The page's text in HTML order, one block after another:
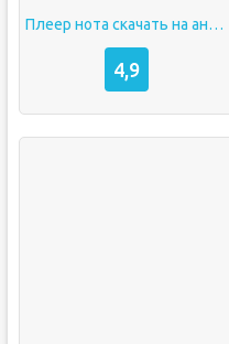
Плеер нота скачать на андроид
4,9